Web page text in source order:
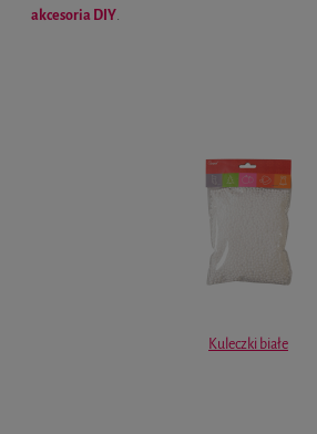
akcesoria DIY.
Kuleczki białe